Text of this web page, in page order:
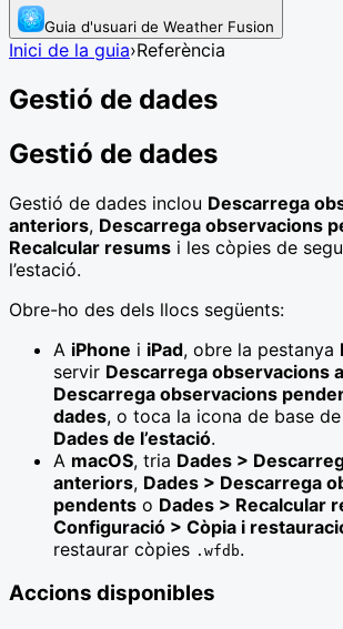
Guia d'usuari de Weather Fusion
Inici de la guia›Referència
Gestió de dades
Gestió de dades
Gestió de dades inclou Descarrega
anteriors, Descarrega observacions
Recalcular resums i les còpies de
l’estació.
Obre-ho des dels llocs següents:
A iPhone i iPad, obre la pestanya
servir Descarrega observacions
Descarrega observacions
dades, o toca la icona de base
Dades de l’estació.
A macOS, tria Dades >
anteriors, Dades > Descarrega
pendents o Dades > Recalcular
Configuració > Còpia i
restaurar còpies .wfdb.
Accions disponibles